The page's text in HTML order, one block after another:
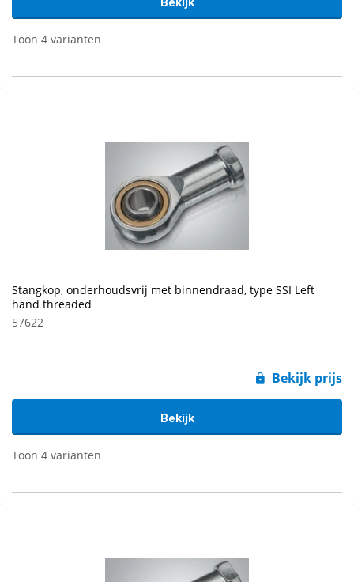
Toon 4 varianten
Stangkop, onderhoudsvrij met binnendraad, type SSI Left
hand threaded
57622
Bekijk prijs
Bekijk
Toon 4 varianten